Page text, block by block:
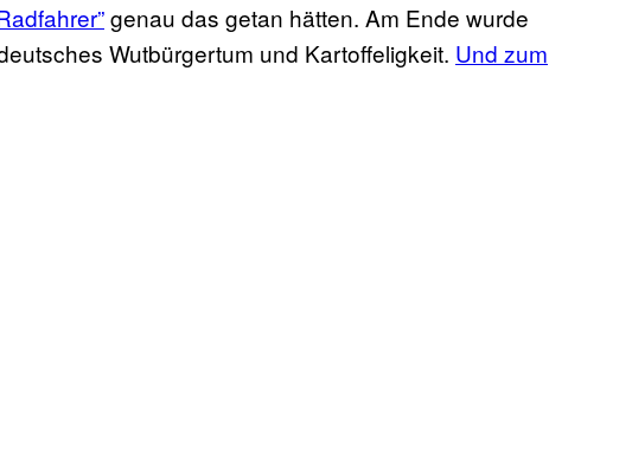
genau das getan hätten. Am Ende wurde
Wutbürgertum und Kartoffeligkeit. Und zum